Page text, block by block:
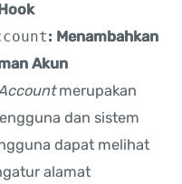
: Menambahkan
Akun
merupakan
dan sistem
dapat melihat
alamat